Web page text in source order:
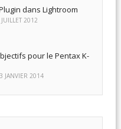
dans Lightroom
2012
pour le Pentax K-
JANVIER 2014